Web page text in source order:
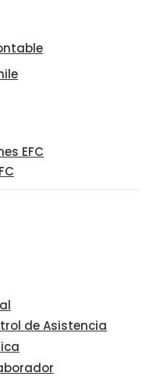
EFC
de Asistencia